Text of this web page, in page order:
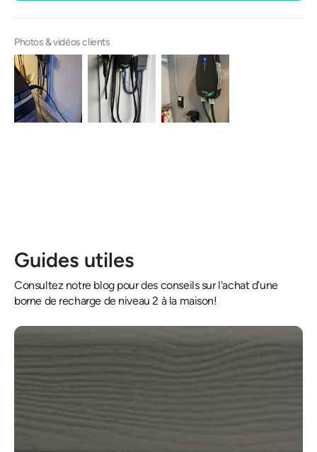
Photos & vidéos clients
Guides utiles
Consultez notre blog pour des conseils sur l'achat d'une
borne de recharge de niveau 2 à la maison!